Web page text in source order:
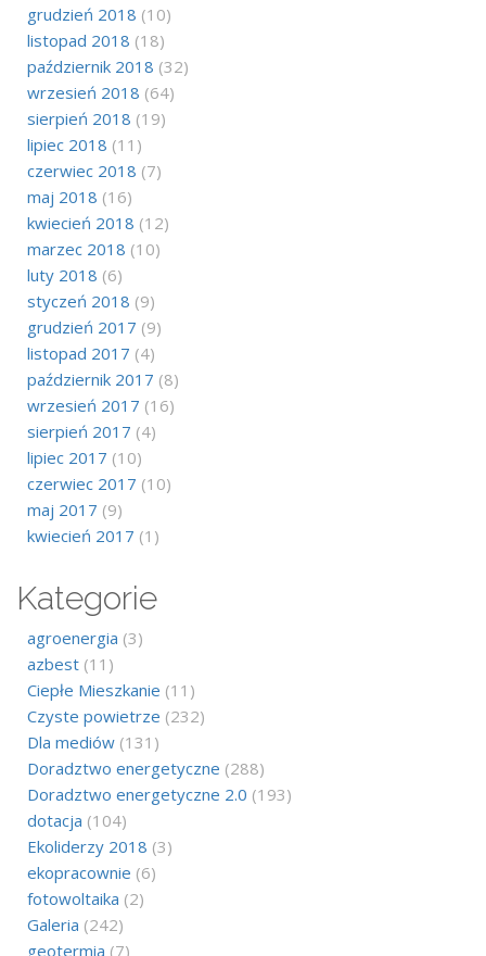
grudzień 2018 (10)
listopad 2018 (18)
październik 2018 (32)
wrzesień 2018 (64)
sierpień 2018 (19)
lipiec 2018 (11)
czerwiec 2018 (7)
maj 2018 (16)
kwiecień 2018 (12)
marzec 2018 (10)
luty 2018 (6)
styczeń 2018 (9)
grudzień 2017 (9)
listopad 2017 (4)
październik 2017 (8)
wrzesień 2017 (16)
sierpień 2017 (4)
lipiec 2017 (10)
czerwiec 2017 (10)
maj 2017 (9)
kwiecień 2017 (1)
Kategorie
agroenergia (3)
azbest (11)
Ciepłe Mieszkanie (11)
Czyste powietrze (232)
Dla mediów (131)
Doradztwo energetyczne (288)
Doradztwo energetyczne 2.0 (193)
dotacja (104)
Ekoliderzy 2018 (3)
ekopracownie (6)
fotowoltaika (2)
Galeria (242)
geotermia (7)